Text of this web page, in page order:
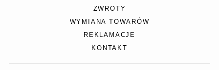
ZWROTY
WYMIANA TOWARÓW
REKLAMACJE
KONTAKT